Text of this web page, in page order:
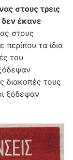
στους τρεις
δεν έκανε
στους
περίπου τα ίδια
του
διακοπές τους
ξόδεψαν